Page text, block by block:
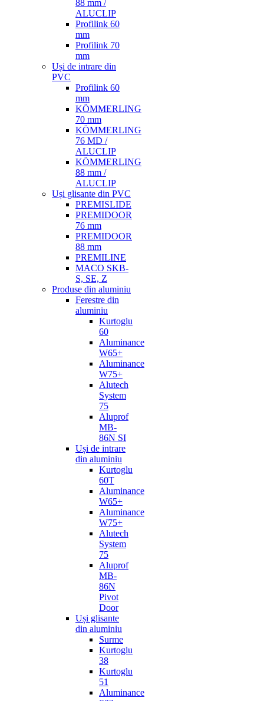
88 mm /
ALUCLIP
Profilink 60
mm
Profilink 70
mm
Uși de intrare din
PVC
Profilink 60
mm
KÖMMERLING
70 mm
KÖMMERLING
76 MD /
ALUCLIP
KÖMMERLING
88 mm /
ALUCLIP
Uși glisante din PVC
PREMISLIDE
PREMIDOOR
76 mm
PREMIDOOR
88 mm
PREMILINE
MACO SKB-
S, SE, Z
Produse din aluminiu
Ferestre din
aluminiu
Kurtoglu
60
Aluminance
W65+
Aluminance
W75+
Alutech
System
75
Aluprof
MB-
86N SI
Uși de intrare
din aluminiu
Kurtoglu
60T
Aluminance
W65+
Aluminance
W75+
Alutech
System
75
Aluprof
MB-
86N
Pivot
Door
Uși glisante
din aluminiu
Surme
Kurtoglu
38
Kurtoglu
51
Aluminance